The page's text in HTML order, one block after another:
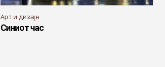
Арт и дизајн
Синиот час